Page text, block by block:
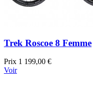
Trek Roscoe 8 Femme
Prix 1 199,00 €
Voir